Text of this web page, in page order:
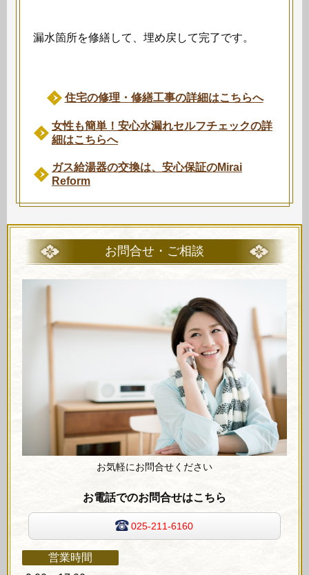
漏水箇所を修繕して、埋め戻して完了です。
住宅の修理・修繕工事の詳細はこちらへ
女性も簡単！安心水漏れセルフチェックの詳
細はこちらへ
ガス給湯器の交換は、安心保証のMirai
Reform
お問合せ・ご相談
お気軽にお問合せください
お電話でのお問合せはこちら
025-211-6160
営業時間